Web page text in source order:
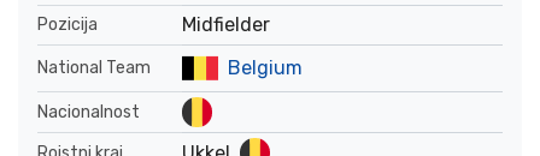
Pozicija Midfielder
National Team Belgium
Nacionalnost